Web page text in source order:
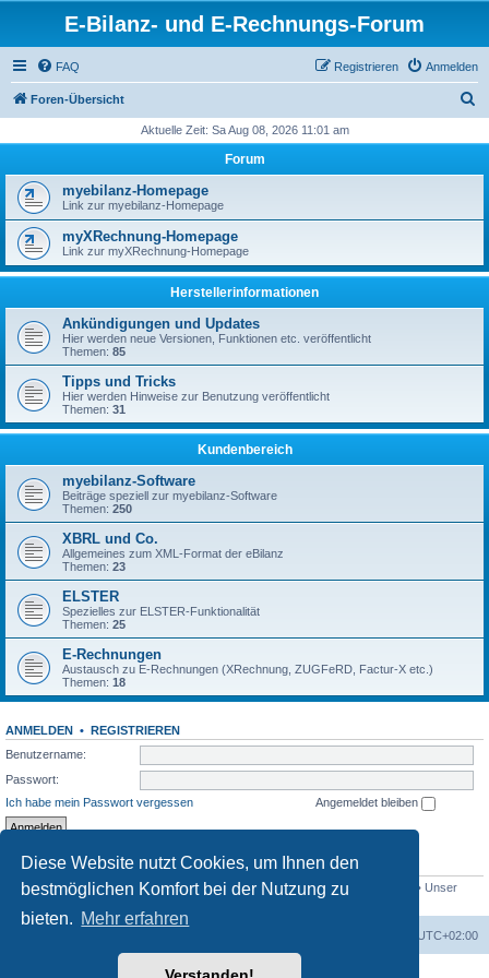
Diese Website nutzt Cookies, um Ihnen den
bestmöglichen Komfort bei der Nutzung zu
bieten. Mehr erfahren
E-Bilanz- und E-Rechnungs-Forum
FAQ Anmelden
Registrieren
Foren-Übersicht
h
Aktuelle Zeit: Sa Aug 08, 2026 11:01 am
Forum
myebilanz-Homepage
Link zur myebilanz-Homepage
myXRechnung-Homepage
Link zur myXRechnung-Homepage
Herstellerinformationen
Ankündigungen und Updates
Hier werden neue Versionen, Funktionen etc. veröffentlicht
Themen: 85
Tipps und Tricks
Hier werden Hinweise zur Benutzung veröffentlicht
Themen: 31
Kundenbereich
myebilanz-Software
Beiträge speziell zur myebilanz-Software
Themen: 250
XBRL und Co.
Allgemeines zum XML-Format der eBilanz
Themen: 23
ELSTER
Spezielles zur ELSTER-Funktionalität
Themen: 25
E-Rechnungen
Austausch zu E-Rechnungen (XRechnung, ZUGFeRD, Factur-X etc.)
Themen: 18
ANMELDEN • REGISTRIEREN
Benutzername:
Passwort:
Ich habe mein Passwort vergessen
Angemeldet bleiben
STATISTIK
Beiträge insgesamt1558 • Themen insgesamt432 • Mitglieder insgesamt
• Unser
neuestes Mitglied:
UTC+02:00
Powered byphpBB® Forum Software © phpBB Limited